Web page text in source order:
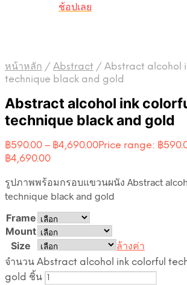
ช้อปเลย
หน้าหลัก / Abstract / Abstract alcohol
technique black and gold
Abstract alcohol ink
technique black and gold
฿590.00 – ฿4,690.00Price range: ฿
฿4,690.00
รูปภาพพร้อมกรอบแขวนผนัง Abstract
technique black and gold
Frame
Mount
Size
ล้างค่า
จำนวน Abstract alcohol ink colorful
gold ชิ้น